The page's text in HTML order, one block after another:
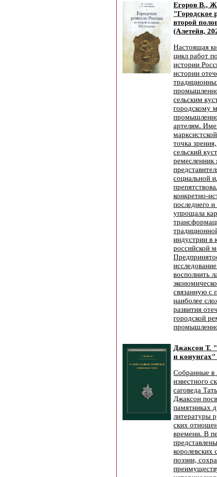
Егоров В.,
"Городское
второй
(Алетейя,
Настоящая
цикл работ
истории
истории
сельским
городскому
артелям.
точка
сельский
ремесленник
социальной
конкретно-
последнего и
упрощала
индустрии в
российской
восполнить
связанную с
наиболее
развития
городской
Джаксон Т.
и конунгах"
Собранные в
известного
саговеда
Джаксон
памятниках
литературы
ских
времени. В
королевских
поэзии,